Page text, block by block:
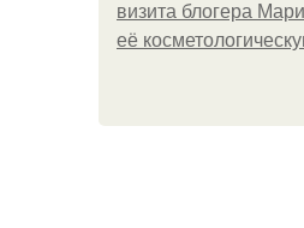
визита блогера
её